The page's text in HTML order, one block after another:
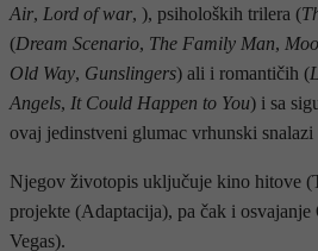
Air, Lord of war, ), psiholoških trilera (
(Dream Scenario, The Family Man,
Old Way, Gunslingers) ali i romantičih (
Angels, It Could Happen to You) i sa
ovaj jedinstveni glumac vrhunski
Njegov životopis uključuje kino hitove
projekte (Adaptacija), pa čak i
Vegas).